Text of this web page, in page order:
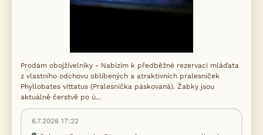
Prodám obojživelníky - Nabízím k předběžné rezervaci mláďata
z vlastního odchovu oblíbených a atraktivních pralesniček
Phyllobates vittatus (Pralesnička páskovaná). Žabky jsou
aktuálně čerstvě po ú...
6.7.2026 17:22